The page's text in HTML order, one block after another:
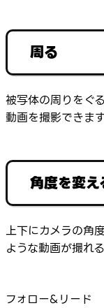
周る
被写体の周りをぐ
動画を撮影できま
角度を変え
上下にカメラの角
ような動画が撮れ
フォロー&リード